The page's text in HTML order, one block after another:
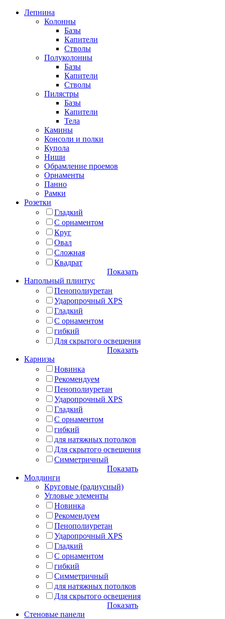
Лепнина
Колонны
Базы
Капители
Стволы
Полуколонны
Базы
Капители
Стволы
Пилястры
Базы
Капители
Тела
Камины
Консоли и полки
Купола
Ниши
Обрамление проемов
Орнаменты
Панно
Рамки
Розетки
Гладкий
С орнаментом
Круг
Овал
Сложная
Квадрат
Показать
Напольный плинтус
Пенополиуретан
Ударопрочный XPS
Гладкий
С орнаментом
гибкий
Для скрытого освещения
Показать
Карнизы
Новинка
Рекомендуем
Пенополиуретан
Ударопрочный XPS
Гладкий
С орнаментом
гибкий
для натяжных потолков
Для скрытого освещения
Симметричный
Показать
Молдинги
Круговые (радиусный)
Угловые элементы
Новинка
Рекомендуем
Пенополиуретан
Ударопрочный XPS
Гладкий
С орнаментом
гибкий
Симметричный
для натяжных потолков
Для скрытого освещения
Показать
Стеновые панели